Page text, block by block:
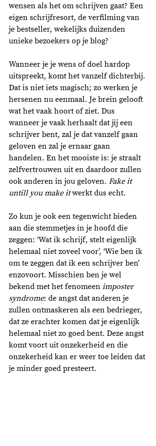
wensen als het om schrijven gaat? Een
eigen schrijfresort, de verfilming van
je bestseller, wekelijks duizenden
unieke bezoekers op je blog?
Wanneer je je wens of doel hardop
uitspreekt, komt het vanzelf dichterbij.
Dat is niet iets magisch; zo werken je
hersenen nu eenmaal. Je brein gelooft
wat het vaak hoort of ziet. Dus
wanneer je vaak herhaalt dat jij een
schrijver bent, zal je dat vanzelf gaan
geloven en zal je ernaar gaan
handelen. En het mooiste is: je straalt
zelfvertrouwen uit en daardoor zullen
ook anderen in jou geloven. Fake it
untill you make it werkt dus echt.
Zo kun je ook een tegenwicht bieden
aan die stemmetjes in je hoofd die
zeggen: ‘Wat ik schrijf, stelt eigenlijk
helemaal niet zoveel voor’, ‘Wie ben ik
om te zeggen dat ik een schrijver ben’
enzovoort. Misschien ben je wel
bekend met het fenomeen imposter
syndrome: de angst dat anderen je
zullen ontmaskeren als een bedrieger,
dat ze erachter komen dat je eigenlijk
helemaal niet zo goed bent. Deze angst
komt voort uit onzekerheid en die
onzekerheid kan er weer toe leiden dat
je minder goed presteert.